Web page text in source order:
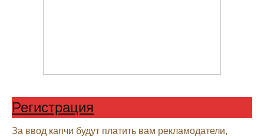
Регистрация
За ввод капчи будут платить вам рекламодатели,